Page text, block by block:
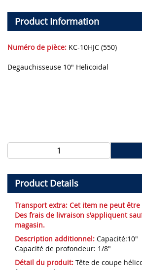
Product Information
Numéro de pièce: KC-10HJC (550)
Degauchisseuse 10" Helicoidal
Product Details
Transport extra: Cet item ne peut
Des frais de livraison s'appliquent
magasin.
Description additionnel: Capacité:10"
Capacité de profondeur: 1/8"
Détail du produit: Tête de coupe